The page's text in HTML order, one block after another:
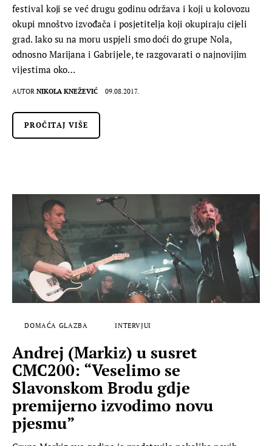
festival koji se već drugu godinu održava i koji u kolovozu
okupi mnoštvo izvođača i posjetitelja koji okupiraju cijeli
grad. Iako su na moru uspjeli smo doći do grupe Nola,
odnosno Marijana i Gabrijele, te razgovarati o najnovijim
vijestima oko…
AUTOR NIKOLA KNEŽEVIĆ 09.08.2017.
PROČITAJ VIŠE
DOMAĆA GLAZBA INTERVJUI
Andrej (Markiz) u susret
CMC200: “Veselimo se
Slavonskom Brodu gdje
premijerno izvodimo novu
pjesmu”